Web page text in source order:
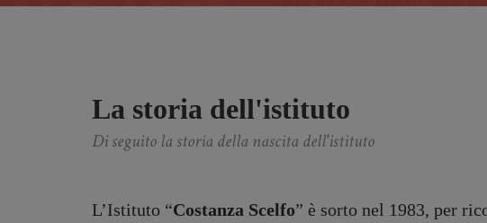
La storia dell'istituto
Di seguito la storia della nascita dell'istituto
L’Istituto “Costanza Scelfo” è sorto nel 1983, per